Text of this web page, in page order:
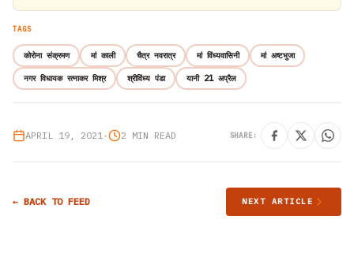
TAGS
कोरोना संक्रमण मां काली चैत्र नवरात्र मां विंध्यवासिनी मां अष्टभुजा
नगर विधायक रत्नाकर मिश्र श्रीविंध्य पंडा यानी 21 अप्रैल
APRIL 19, 2021• 2 MIN READ SHARE:
← BACK TO FEED NEXT ARTICLE